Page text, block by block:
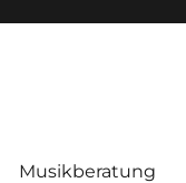
Musikberatung